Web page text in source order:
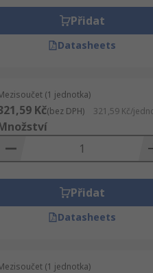
Přidat
Datasheets
(1 jednotka)
Kč(bez DPH) 321,59 Kč/
Přidat
Datasheets
(1 jednotka)